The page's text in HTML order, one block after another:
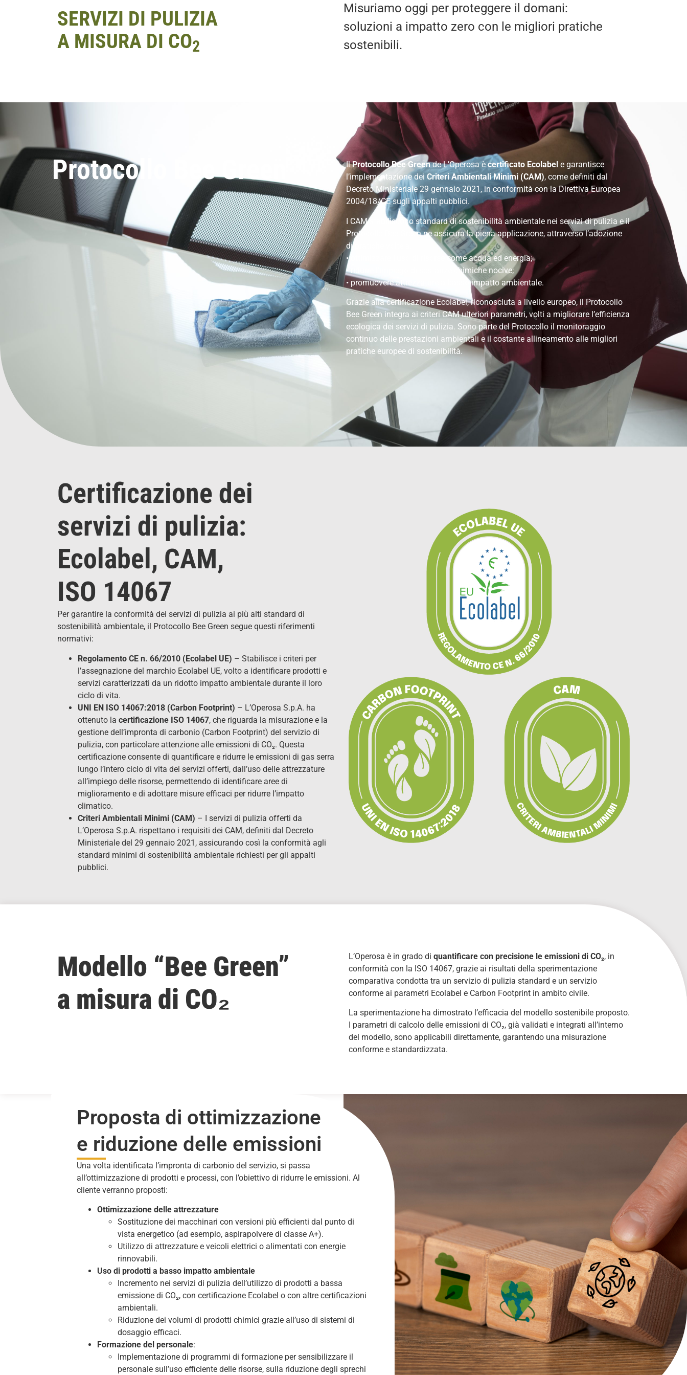
SERVIZI DI PULIZIA
A MISURA DI CO2
Misuriamo oggi per proteggere il domani:
soluzioni a impatto zero con le migliori pratiche
sostenibili.
Protocollo Bee Green IlProtocollo Bee Greende L’Operosa è certificato Ecolabel e garantisce
l’implementazione dei Criteri Ambientali Minimi (CAM), come definiti dal
Decreto Ministeriale 29 gennaio 2021, in conformità con la Direttiva Europea
2004/18/CE sugli appalti pubblici.
I CAM stabiliscono standard di sostenibilità ambientale nei servizi di pulizia e il
Protocollo Bee Green ne assicura la piena applicazione, attraverso l’adozione
di pratiche volte a:
• ottimizzare l’uso di risorse come acqua ed energia;
• ridurre l’impiego di sostanze chimiche nocive;
• promuovere attrezzature a basso impatto ambientale.
Grazie alla certificazione Ecolabel, riconosciuta a livello europeo, il Protocollo
Bee Green integra ai criteri CAM ulteriori parametri, volti a migliorare l’efficienza
ecologica dei servizi di pulizia. Sono parte del Protocollo il monitoraggio
continuo delle prestazioni ambientali e il costante allineamento alle migliori
pratiche europee di sostenibilità.
Certificazione dei
servizi di pulizia:
Ecolabel, CAM,
ISO 14067
Per garantire la conformità dei servizi di pulizia ai più alti standard di
sostenibilità ambientale, il Protocollo Bee Green segue questi riferimenti
normativi:
Regolamento CE n. 66/2010 (Ecolabel UE) – Stabilisce i criteri per
l’assegnazione del marchio Ecolabel UE, volto a identificare prodotti e
servizi caratterizzati da un ridotto impatto ambientale durante il loro
ciclo di vita.
UNI EN ISO 14067:2018 (Carbon Footprint) – L’Operosa S.p.A. ha
ottenuto la certificazione ISO 14067, che riguarda la misurazione e la
gestione dell’impronta di carbonio (Carbon Footprint) del servizio di
pulizia, con particolare attenzione alle emissioni di CO₂. Questa
certificazione consente di quantificare e ridurre le emissioni di gas serra
lungo l’intero ciclo di vita dei servizi offerti, dall’uso delle attrezzature
all’impiego delle risorse, permettendo di identificare aree di
miglioramento e di adottare misure efficaci per ridurre l’impatto
climatico.
Criteri Ambientali Minimi (CAM) – I servizi di pulizia offerti da
L’Operosa S.p.A. rispettano i requisiti dei CAM, definiti dal Decreto
Ministeriale del 29 gennaio 2021, assicurando così la conformità agli
standard minimi di sostenibilità ambientale richiesti per gli appalti
pubblici.
Modello “Bee Green”
a misura di CO₂
L’Operosa è in grado di quantificare con precisione le emissioni di CO₂, in
conformità con la ISO 14067, grazie ai risultati della sperimentazione
comparativa condotta tra un servizio di pulizia standard e un servizio
conforme ai parametri Ecolabel e Carbon Footprint in ambito civile.
La sperimentazione ha dimostrato l’efficacia del modello sostenibile proposto.
I parametri di calcolo delle emissioni di CO₂, già validati e integrati all’interno
del modello, sono applicabili direttamente, garantendo una misurazione
conforme e standardizzata.
Proposta di ottimizzazione
e riduzione delle emissioni
Una volta identificata l’impronta di carbonio del servizio, si passa
all’ottimizzazione di prodotti e processi, con l’obiettivo di ridurre le emissioni. Al
cliente verranno proposti:
Ottimizzazione delle attrezzature
Sostituzione dei macchinari con versioni più efficienti dal punto di
vista energetico (ad esempio, aspirapolvere di classe A+).
Utilizzo di attrezzature e veicoli elettrici o alimentati con energie
rinnovabili.
Uso di prodotti a basso impatto ambientale
Incremento nei servizi di pulizia dell’utilizzo di prodotti a bassa
emissione di CO₂, con certificazione Ecolabel o con altre certificazioni
ambientali.
Riduzione dei volumi di prodotti chimici grazie all’uso di sistemi di
dosaggio efficaci.
Formazione del personale:
Implementazione di programmi di formazione per sensibilizzare il
personale sull’uso efficiente delle risorse, sulla riduzione degli sprechi